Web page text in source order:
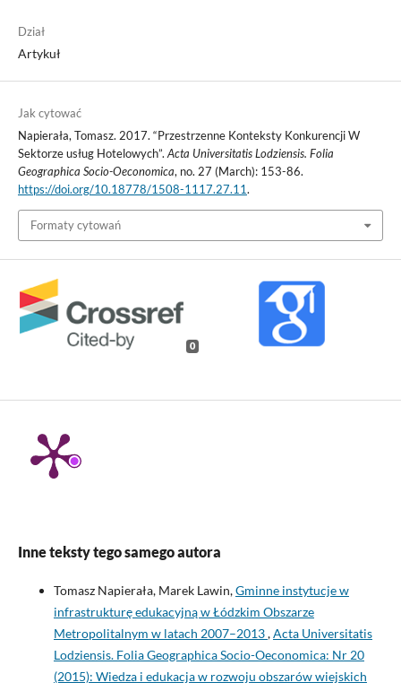
Dział
Artykuł
Jak cytować
Napierała, Tomasz. 2017. “Przestrzenne Konteksty Konkurencji W
Sektorze usług Hotelowych”. Acta Universitatis Lodziensis. Folia
Geographica Socio-Oeconomica, no. 27 (March): 153-86.
https://doi.org/10.18778/1508-1117.27.11.
Formaty cytowań
0
Inne teksty tego samego autora
Tomasz Napierała, Marek Lawin,Gminne instytucje w
infrastrukturę edukacyjną w Łódzkim Obszarze
Metropolitalnym w latach 2007–2013,Acta Universitatis
Lodziensis. Folia Geographica Socio-Oeconomica: Nr 20
(2015): Wiedza i edukacja w rozwoju obszarów wiejskich